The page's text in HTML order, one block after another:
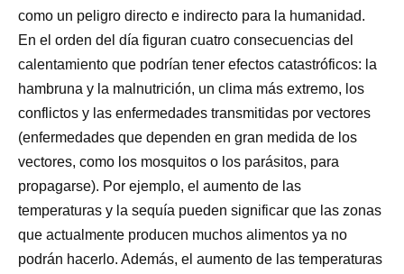
como un peligro directo e indirecto para la humanidad.
En el orden del día figuran cuatro consecuencias del
calentamiento que podrían tener efectos catastróficos: la
hambruna y la malnutrición, un clima más extremo, los
conflictos y las enfermedades transmitidas por vectores
(enfermedades que dependen en gran medida de los
vectores, como los mosquitos o los parásitos, para
propagarse). Por ejemplo, el aumento de las
temperaturas y la sequía pueden significar que las zonas
que actualmente producen muchos alimentos ya no
podrán hacerlo. Además, el aumento de las temperaturas